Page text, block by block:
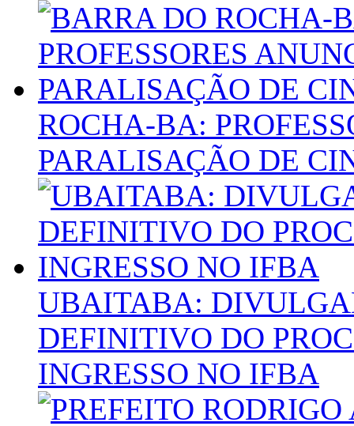
ROCHA-BA:
PARALISAÇÃO DE
UBAITABA:
DEFINITIVO DO
INGRESSO NO IFBA